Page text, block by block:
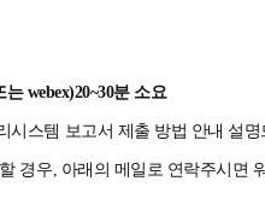
는 webex)20~30분 소요
시스템 보고서 제출 방법 안내 설명
경우, 아래의 메일로 연락주시면